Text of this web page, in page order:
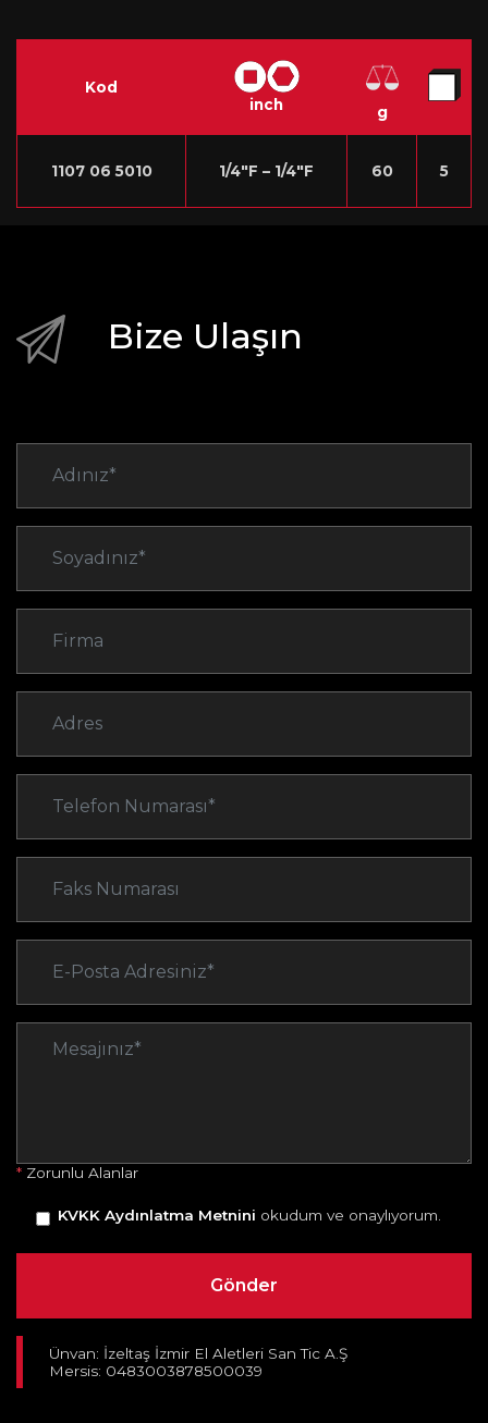
Kod
inch
g
1107 06 5010 1/4″F – 1/4″F 60 5
Bize Ulaşın
* Zorunlu Alanlar
KVKK Aydınlatma Metnini okudum ve onaylıyorum.
Ünvan: İzeltaş İzmir El Aletleri San Tic A.Ş
Mersis: 0483003878500039